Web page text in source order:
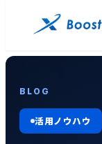
BLOG
活用ノウハウ